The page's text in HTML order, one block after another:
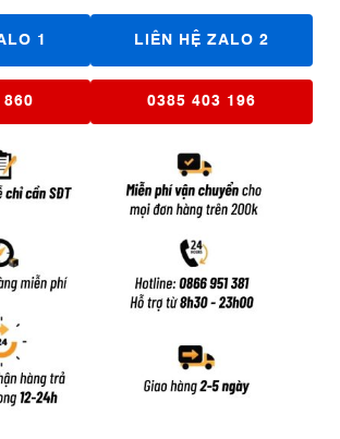
1 LIÊN HỆ ZALO 2
860 0385 403 196